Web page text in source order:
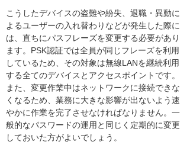
こうしたデバイスの盗難や紛失、退職・異動に
よるユーザーの入れ替わりなどが発生した際に
は、直ちにパスフレーズを変更する必要があり
ます。PSK認証では全員が同じフレーズを利用
しているため、その対象は無線LANを継続利用
する全てのデバイスとアクセスポイントです。
また、変更作業中はネットワークに接続できな
くなるため、業務に大きな影響が出ないよう速
やかに作業を完了させなければなりません。一
般的なパスワードの運用と同じく定期的に変更
しておいた方がよいでしょう。